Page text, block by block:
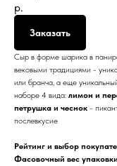
р.
Заказать
Сыр в форме шарика в
вековыми традициями -
или бранча, а еще
наборе 4 вида: лимон и
петрушка и чеснок -
послевкусие
Рейтинг и выбор
Фасовочный вес